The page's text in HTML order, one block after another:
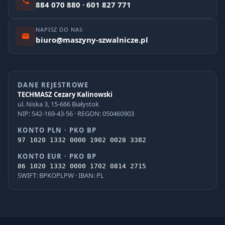
884 070 880 · 601 827 771
NAPISZ DO NAS
biuro@maszyny-szwalnicze.pl
DANE REJESTROWE
TECHMASZ Cezary Kalinowski
ul. Niska 3, 15-666 Białystok
NIP: 542-169-43-56 · REGON: 050460903
KONTO PLN · PKO BP
97 1020 1332 0000 1902 0028 3382
KONTO EUR · PKO BP
86 1020 1332 0000 1702 0814 2715
SWIFT: BPKOPLPW · IBAN: PL